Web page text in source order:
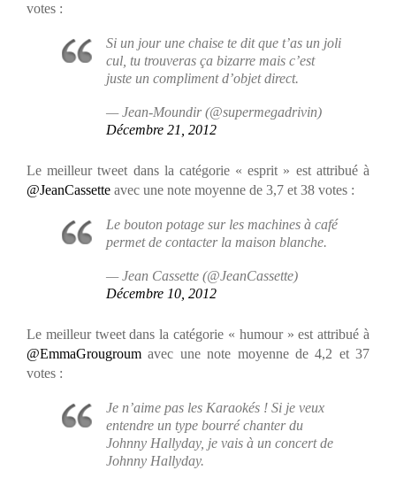
votes :
Si un jour une chaise te dit que t’as un joli
cul, tu trouveras ça bizarre mais c’est
juste un compliment d’objet direct.
— Jean-Moundir (@supermegadrivin)
Décembre 21, 2012
Le meilleur tweet dans la catégorie « esprit » est attribué à
@JeanCassette avec une note moyenne de 3,7 et 38 votes :
Le bouton potage sur les machines à café
permet de contacter la maison blanche.
— Jean Cassette (@JeanCassette)
Décembre 10, 2012
Le meilleur tweet dans la catégorie « humour » est attribué à
@EmmaGrougroum avec une note moyenne de 4,2 et 37
votes :
Je n’aime pas les Karaokés ! Si je veux
entendre un type bourré chanter du
Johnny Hallyday, je vais à un concert de
Johnny Hallyday.